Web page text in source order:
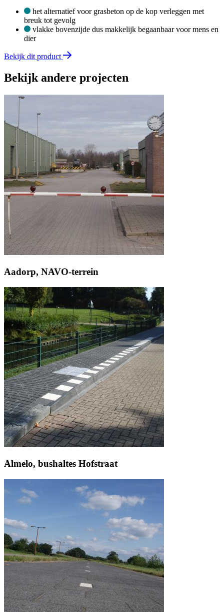
het alternatief voor grasbeton op de kop verleggen met
breuk tot gevolg
vlakke bovenzijde dus makkelijk begaanbaar voor mens en
dier
Bekijk dit product
Bekijk andere projecten
Aadorp, NAVO-terrein
Almelo, bushaltes Hofstraat